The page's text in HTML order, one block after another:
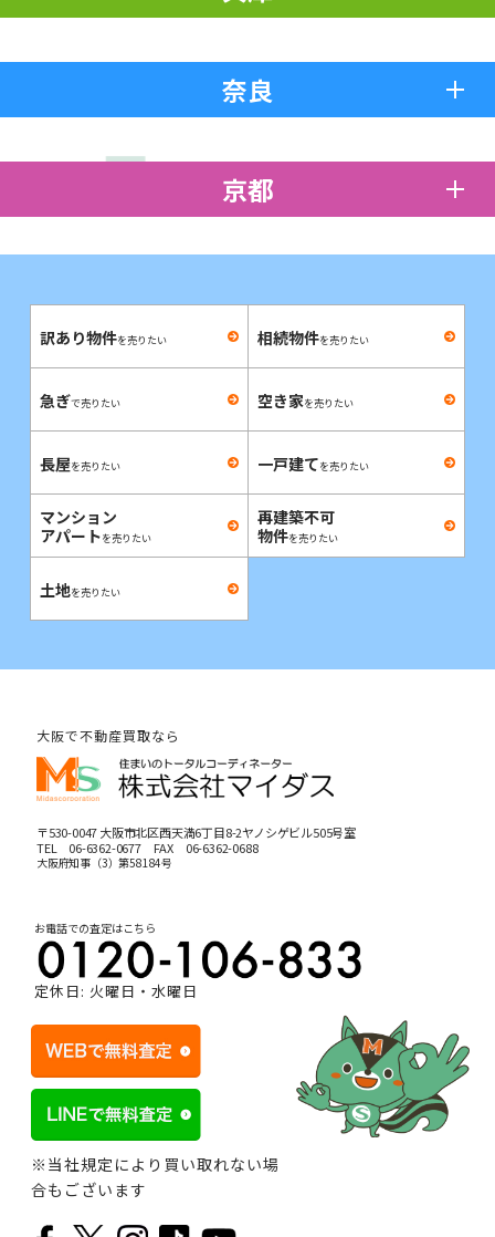
奈良
京都
訳あり物件を売りたい 相続物件を売りたい
急ぎで売りたい 空き家を売りたい
長屋を売りたい 一戸建てを売りたい
マンション
アパートを売りたい
再建築不可
物件を売りたい
土地を売りたい
大阪で不動産買取なら
〒530-0047 大阪市北区西天満6丁目8-2ヤノシゲビル505号室
TEL 06-6362-0677FAX 06-6362-0688
大阪府知事（3）第58184号
お電話での査定はこちら
定休日: 火曜日・水曜日
※当社規定により買い取れない場
合もございます